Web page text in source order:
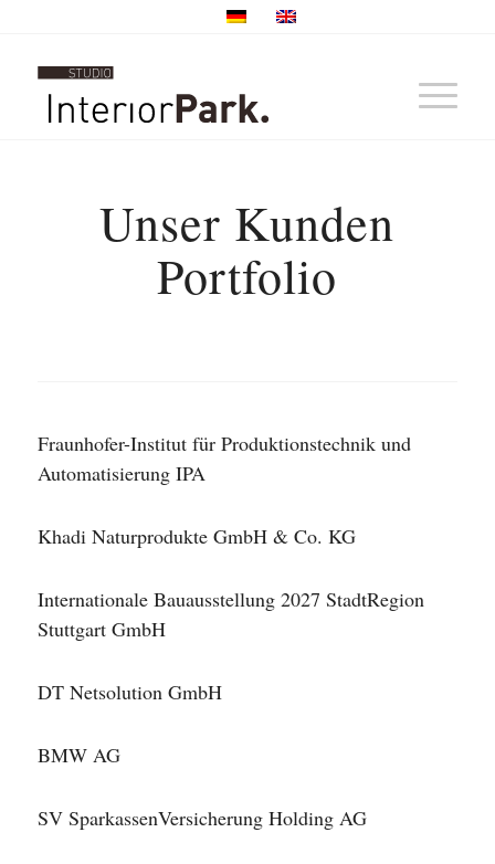
Unser Kunden
Portfolio
Fraunhofer-Institut für Produktionstechnik und
Automatisierung IPA
Khadi Naturprodukte GmbH & Co. KG
Internationale Bauausstellung 2027 StadtRegion
Stuttgart GmbH
DT Netsolution GmbH
BMW AG
SV SparkassenVersicherung Holding AG